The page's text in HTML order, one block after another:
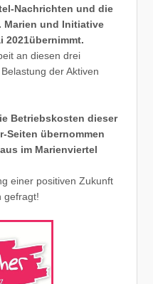
Nachrichten und die
Marien und Initiative
2021übernimmt.
an diesen drei
der Aktiven
Betriebskosten dieser
Seiten übernommen
im Marienviertel
einer positiven Zukunft
gefragt!